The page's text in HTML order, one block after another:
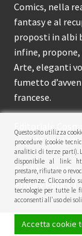
Comics, nella
fantasy e al
proposti in albi
infine, propone,
Arte, eleganti
fumetto
francese.
circa 150
© Editoriale
Privacy Policy
Questo sito utilizza
procedure (cookie
analitici di terze parti).
disponibile al link:
prestare, rifiutare o
preferenze.
tecnologie per tutte le
acconsenti all'uso dei
Accetta cookie